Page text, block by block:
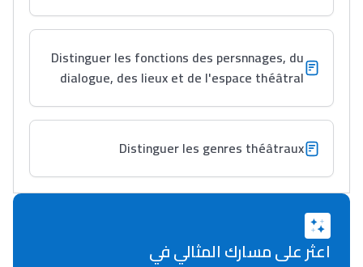
Distinguer les fonctions des persnnages, du
dialogue, des lieux et de l'espace théâtral
Distinguer les genres théâtraux
اعثر على مسارك المثالي في